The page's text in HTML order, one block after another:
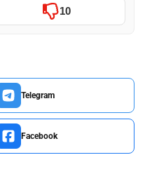
10
Telegram
Facebook